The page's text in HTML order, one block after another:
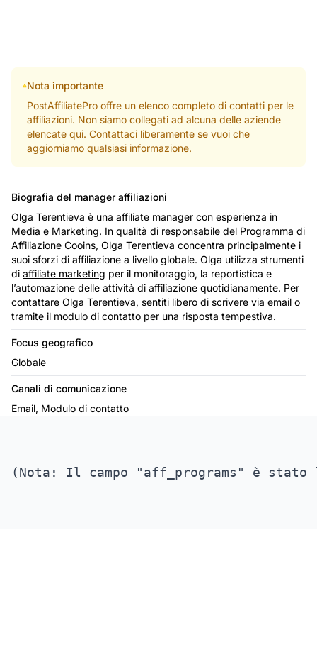
Nota importante
PostAffiliatePro offre un elenco completo di contatti per le
affiliazioni. Non siamo collegati ad alcuna delle aziende
elencate qui. Contattaci liberamente se vuoi che
aggiorniamo qualsiasi informazione.
Biografia del manager affiliazioni
Olga Terentieva è una affiliate manager con esperienza in
Media e Marketing. In qualità di responsabile del Programma di
Affiliazione Cooins, Olga Terentieva concentra principalmente i
suoi sforzi di affiliazione a livello globale. Olga utilizza strumenti
di affiliate marketing per il monitoraggio, la reportistica e
l’automazione delle attività di affiliazione quotidianamente. Per
contattare Olga Terentieva, sentiti libero di scrivere via email o
tramite il modulo di contatto per una risposta tempestiva.
Focus geografico
Globale
Canali di comunicazione
Email, Modulo di contatto